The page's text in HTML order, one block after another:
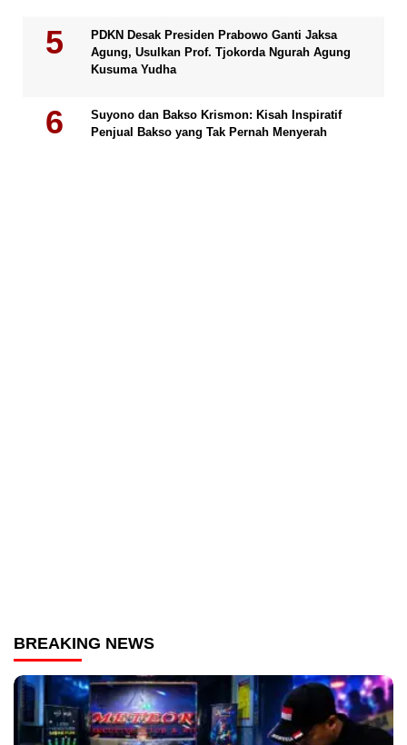
PDKN Desak Presiden Prabowo Ganti Jaksa
Agung, Usulkan Prof. Tjokorda Ngurah Agung
Kusuma Yudha
Suyono dan Bakso Krismon: Kisah Inspiratif
Penjual Bakso yang Tak Pernah Menyerah
BREAKING NEWS